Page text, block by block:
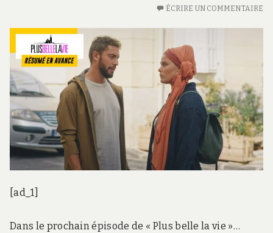
ÉCRIRE UN COMMENTAIRE
[ad_1]
Dans le prochain épisode de « Plus belle la vie »…